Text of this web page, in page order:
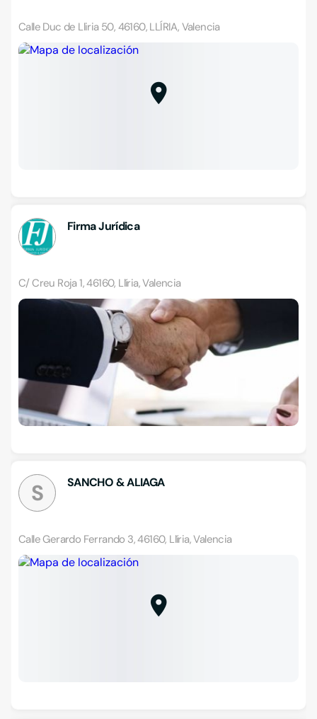
Calle Duc de Lliria 50, 46160, LLÍRIA, Valencia
Firma Jurídica
C/ Creu Roja 1, 46160, Llíria, Valencia
S SANCHO & ALIAGA
Calle Gerardo Ferrando 3, 46160, Llíria, Valencia